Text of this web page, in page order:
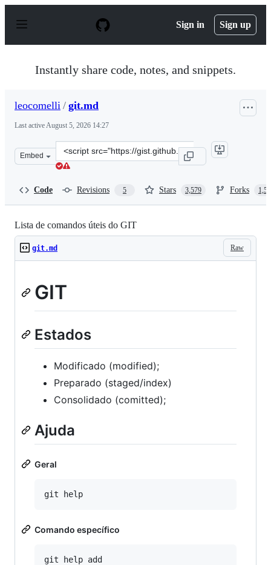
p
Sign in Sign up
Instantly share code, notes, and snippets.
leocomelli / git.md
Last activeAugust 5, 2026 14:27
Embed
Clone
this
Code Revisions 5 Stars 3,579 Forks
Lista de comandos úteis do GIT
Raw
git.md
GIT
Estados
Modificado (modified);
Preparado (staged/index)
Consolidado (comitted);
Ajuda
Geral
Comando específico
git help add